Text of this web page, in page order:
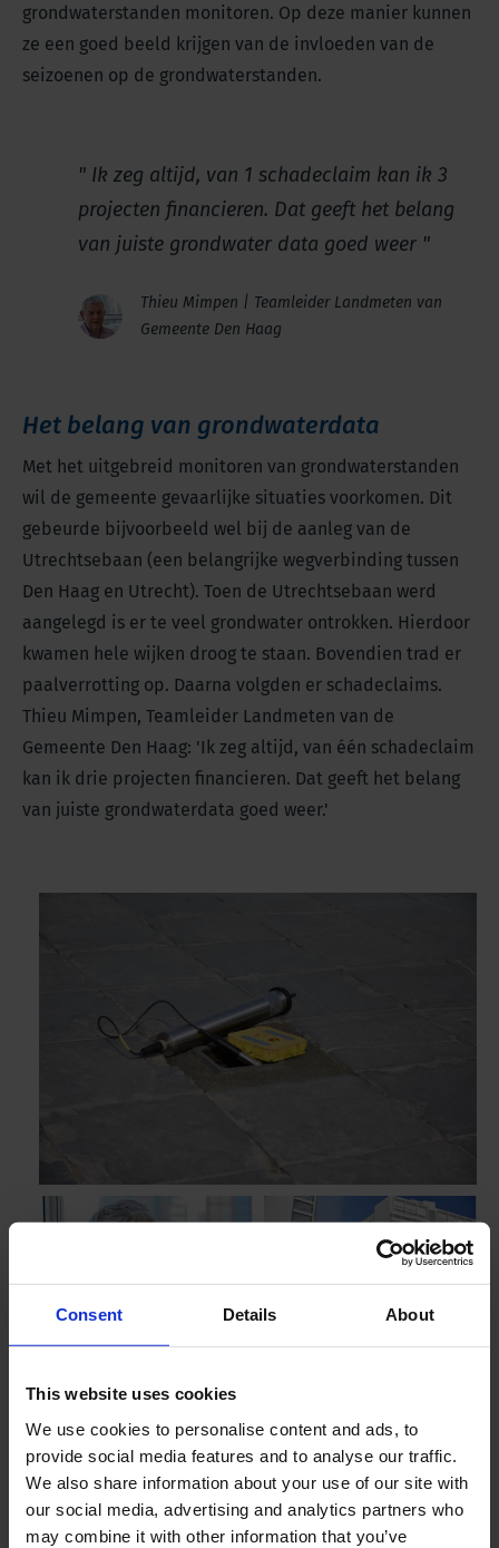
Consent Details About
This website uses cookies
We use cookies to personalise content and ads, to
provide social media features and to analyse our traffic.
We also share information about your use of our site with
our social media, advertising and analytics partners who
may combine it with other information that you’ve
grondwaterstanden monitoren. Op deze manier kunnen
ze een goed beeld krijgen van de invloeden van de
seizoenen op de grondwaterstanden.
Ik zeg altijd, van 1 schadeclaim kan ik 3
projecten financieren. Dat geeft het belang
van juiste grondwater data goed weer
Thieu Mimpen | Teamleider Landmeten van
Gemeente Den Haag
Het belang van grondwaterdata
Met het uitgebreid monitoren van grondwaterstanden
wil de gemeente gevaarlijke situaties voorkomen. Dit
gebeurde bijvoorbeeld wel bij de aanleg van de
Utrechtsebaan (een belangrijke wegverbinding tussen
Den Haag en Utrecht). Toen de Utrechtsebaan werd
aangelegd is er te veel grondwater ontrokken. Hierdoor
kwamen hele wijken droog te staan. Bovendien trad er
paalverrotting op. Daarna volgden er schadeclaims.
Thieu Mimpen, Teamleider Landmeten van de
Gemeente Den Haag: 'Ik zeg altijd, van één schadeclaim
kan ik drie projecten financieren. Dat geeft het belang
van juiste grondwaterdata goed weer.'
'We hebben per meetlocatie twee peilbuizen geplaatst.
Deze worden deels handmatig en ter plekke en deels
telemetrisch (automatisch en op afstand) uitgelezen. In
eerste instantie wilden we ze allemaal om de drie